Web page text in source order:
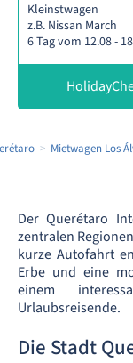
Kleinstwagen
z.B. Nissan March
6 Tag vom 12.08 -
Mietwagen Los
Der Querétaro
zentralen
kurze Autofahrt
Erbe und eine
einem
Urlaubsreisende.
Die Stadt